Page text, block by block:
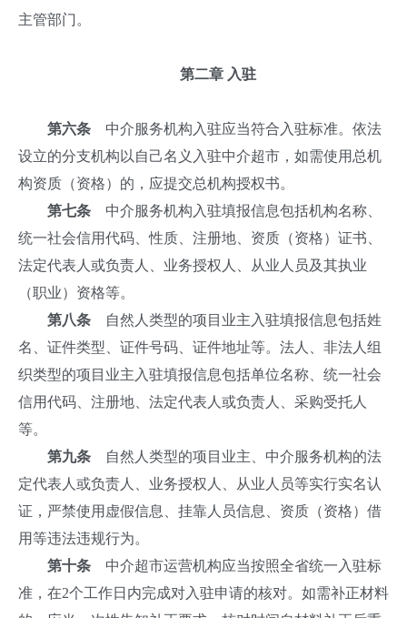
主管部门。
第二章 入驻
第六条 中介服务机构入驻应当符合入驻标准。依法
设立的分支机构以自己名义入驻中介超市，如需使用总机
构资质（资格）的，应提交总机构授权书。
第七条 中介服务机构入驻填报信息包括机构名称、
统一社会信用代码、性质、注册地、资质（资格）证书、
法定代表人或负责人、业务授权人、从业人员及其执业
（职业）资格等。
第八条
自然人类型的项目业主入驻填报信息包括姓
名、证件类型、证件号码、证件地址等。法人、非法人组
织类型的项目业主入驻填报信息包括单位名称、统一社会
信用代码、注册地、法定代表人或负责人、采购受托人
等。
第九条
自然人类型的项目业主、中介服务机构的法
定代表人或负责人、业务授权人、从业人员等实行实名认
证，严禁使用虚假信息、挂靠人员信息、资质（资格）借
用等违法违规行为。
第十条 中介超市运营机构应当按照全省统一入驻标
准，在2个工作日内完成对入驻申请的核对。如需补正材料